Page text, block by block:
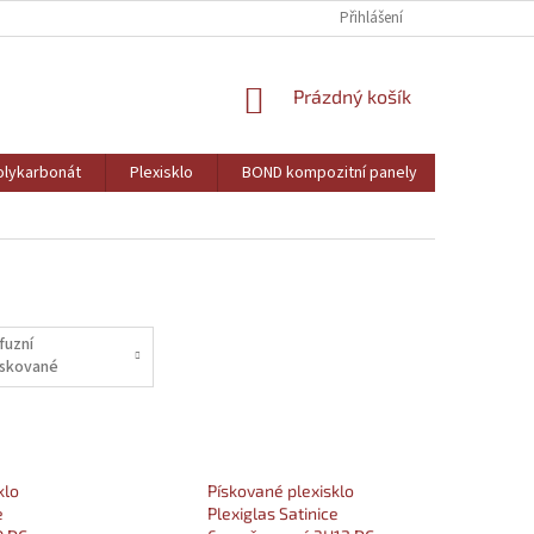
Přihlášení
NÁKUPNÍ
Prázdný košík
Plexisklo BOND kompozitní panely
Pískované plexisklo
Plexiglas Satinice